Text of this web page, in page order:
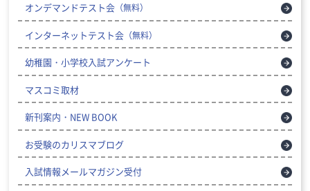
オンデマンドテスト会 （無料）
インターネットテスト会 （無料）
幼稚園・小学校入試アンケート
マスコミ取材
新刊案内・NEW BOOK
お受験のカリスマブログ
入試情報メールマガジン受付